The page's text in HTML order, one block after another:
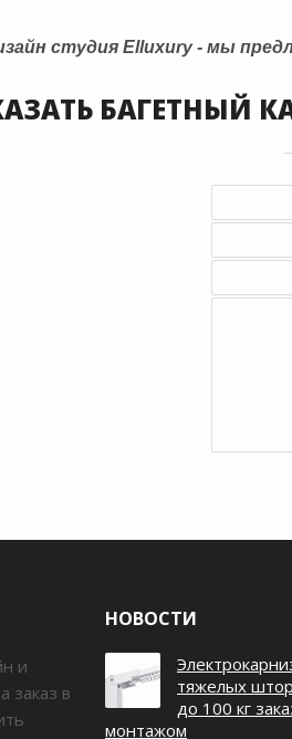
студия Elluxury - мы
БАГЕТНЫЙ
и
заказ в
НОВОСТИ
тяжелых
до 100 кг
монтажом